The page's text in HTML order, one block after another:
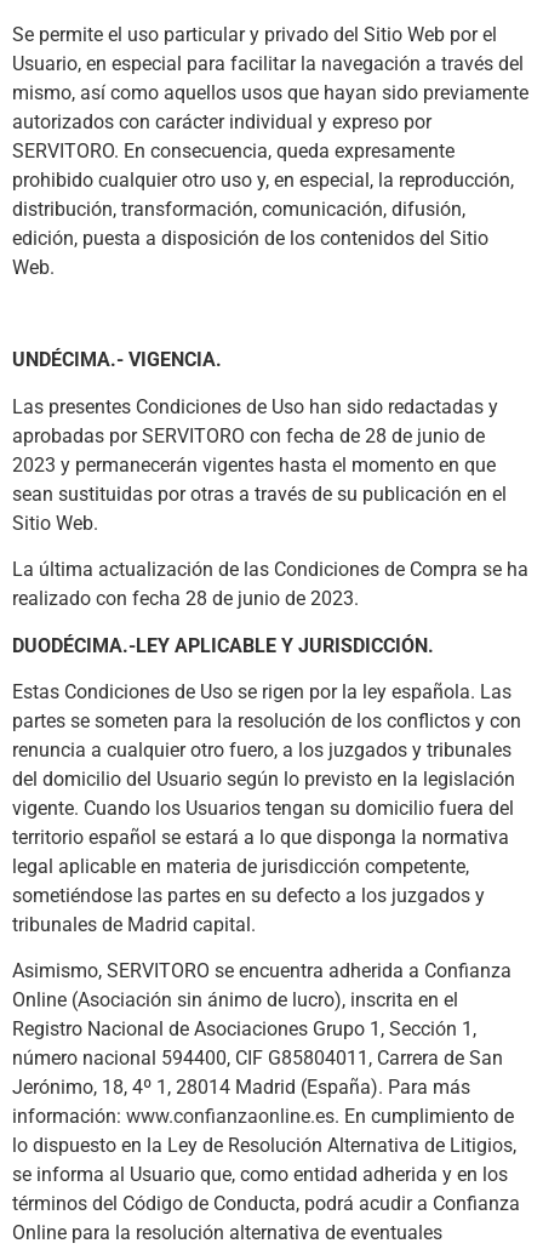
Se permite el uso particular y privado del Sitio Web por el
Usuario, en especial para facilitar la navegación a través del
mismo, así como aquellos usos que hayan sido previamente
autorizados con carácter individual y expreso por
SERVITORO. En consecuencia, queda expresamente
prohibido cualquier otro uso y, en especial, la reproducción,
distribución, transformación, comunicación, difusión,
edición, puesta a disposición de los contenidos del Sitio
Web.
UNDÉCIMA.- VIGENCIA.
Las presentes Condiciones de Uso han sido redactadas y
aprobadas por SERVITORO con fecha de 28 de junio de
2023 y permanecerán vigentes hasta el momento en que
sean sustituidas por otras a través de su publicación en el
Sitio Web.
La última actualización de las Condiciones de Compra se ha
realizado con fecha 28 de junio de 2023.
DUODÉCIMA.-LEY APLICABLE Y JURISDICCIÓN.
Estas Condiciones de Uso se rigen por la ley española. Las
partes se someten para la resolución de los conflictos y con
renuncia a cualquier otro fuero, a los juzgados y tribunales
del domicilio del Usuario según lo previsto en la legislación
vigente. Cuando los Usuarios tengan su domicilio fuera del
territorio español se estará a lo que disponga la normativa
legal aplicable en materia de jurisdicción competente,
sometiéndose las partes en su defecto a los juzgados y
tribunales de Madrid capital.
Asimismo, SERVITORO se encuentra adherida a Confianza
Online (Asociación sin ánimo de lucro), inscrita en el
Registro Nacional de Asociaciones Grupo 1, Sección 1,
número nacional 594400, CIF G85804011, Carrera de San
Jerónimo, 18, 4º 1, 28014 Madrid (España). Para más
información: www.confianzaonline.es. En cumplimiento de
lo dispuesto en la Ley de Resolución Alternativa de Litigios,
se informa al Usuario que, como entidad adherida y en los
términos del Código de Conducta, podrá acudir a Confianza
Online para la resolución alternativa de eventuales